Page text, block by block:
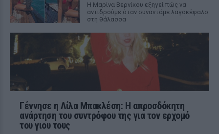
Η Μαρίνα Βερνίκου εξηγεί πώς να
αντιδρούμε όταν συναντάμε λαγοκέφαλο
στη θάλασσα
Γέννησε η Λίλα Μπακλέση: Η απροσδόκητη
ανάρτηση του συντρόφου της για τον ερχομό
του γιου τους